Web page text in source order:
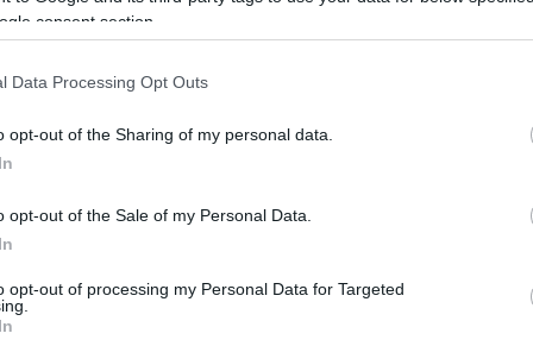
consent section.
Data Processing Opt Outs
opt-out of the Sharing of my personal data.
opt-out of the Sale of my Personal Data.
opt-out of processing my Personal Data for Targeted
nevet kapta.
Első házasságából egy 19 éves lánya van.
mindenesetre felhőtlen. Egy fotósnak most
Nem is
Tanár Úr